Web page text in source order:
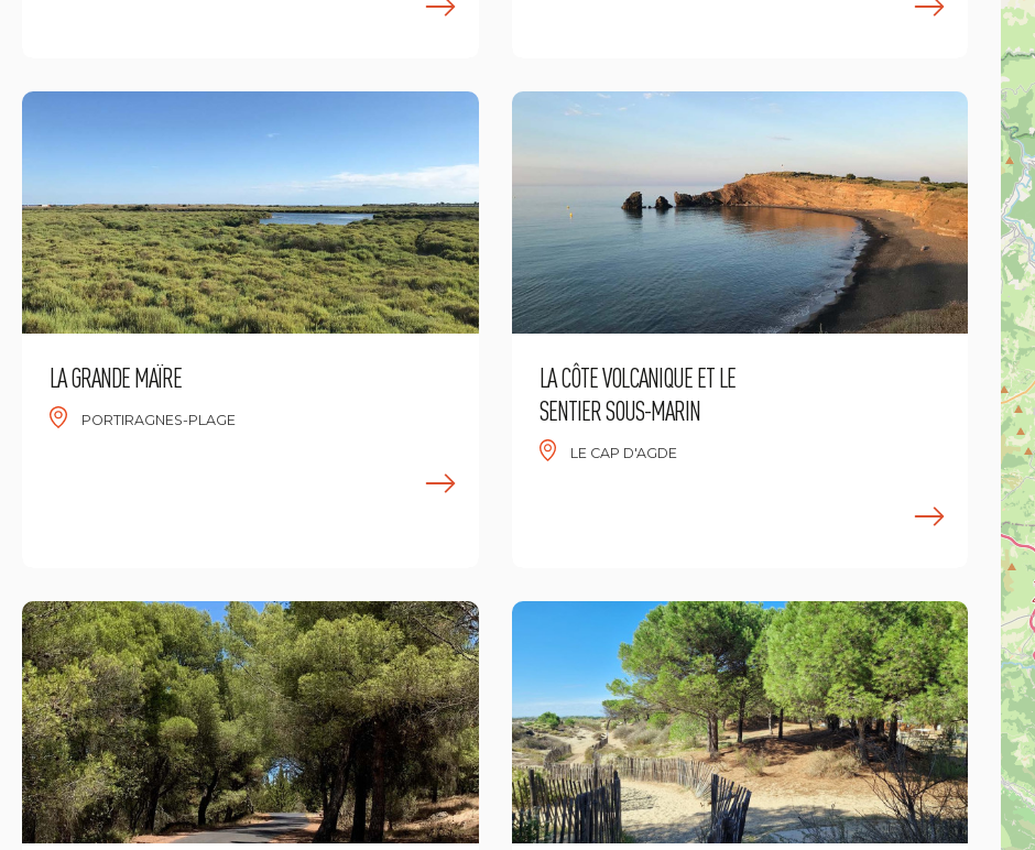
LA GRANDE MAÏRE
PORTIRAGNES-PLAGE
LA CÔTE VOLCANIQUE ET LE
SENTIER SOUS-MARIN
LE CAP D'AGDE